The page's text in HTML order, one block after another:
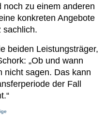
noch zu einem anderen
konkreten Angebote
sachlich.
beiden Leistungsträger,
„Ob und wann
nicht sagen. Das kann
der Fall